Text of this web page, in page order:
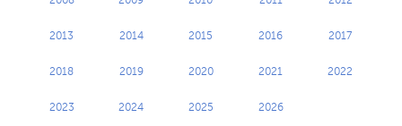
2013 2014 2015 2016 2017
2018 2019 2020 2021 2022
2023 2024 2025 2026